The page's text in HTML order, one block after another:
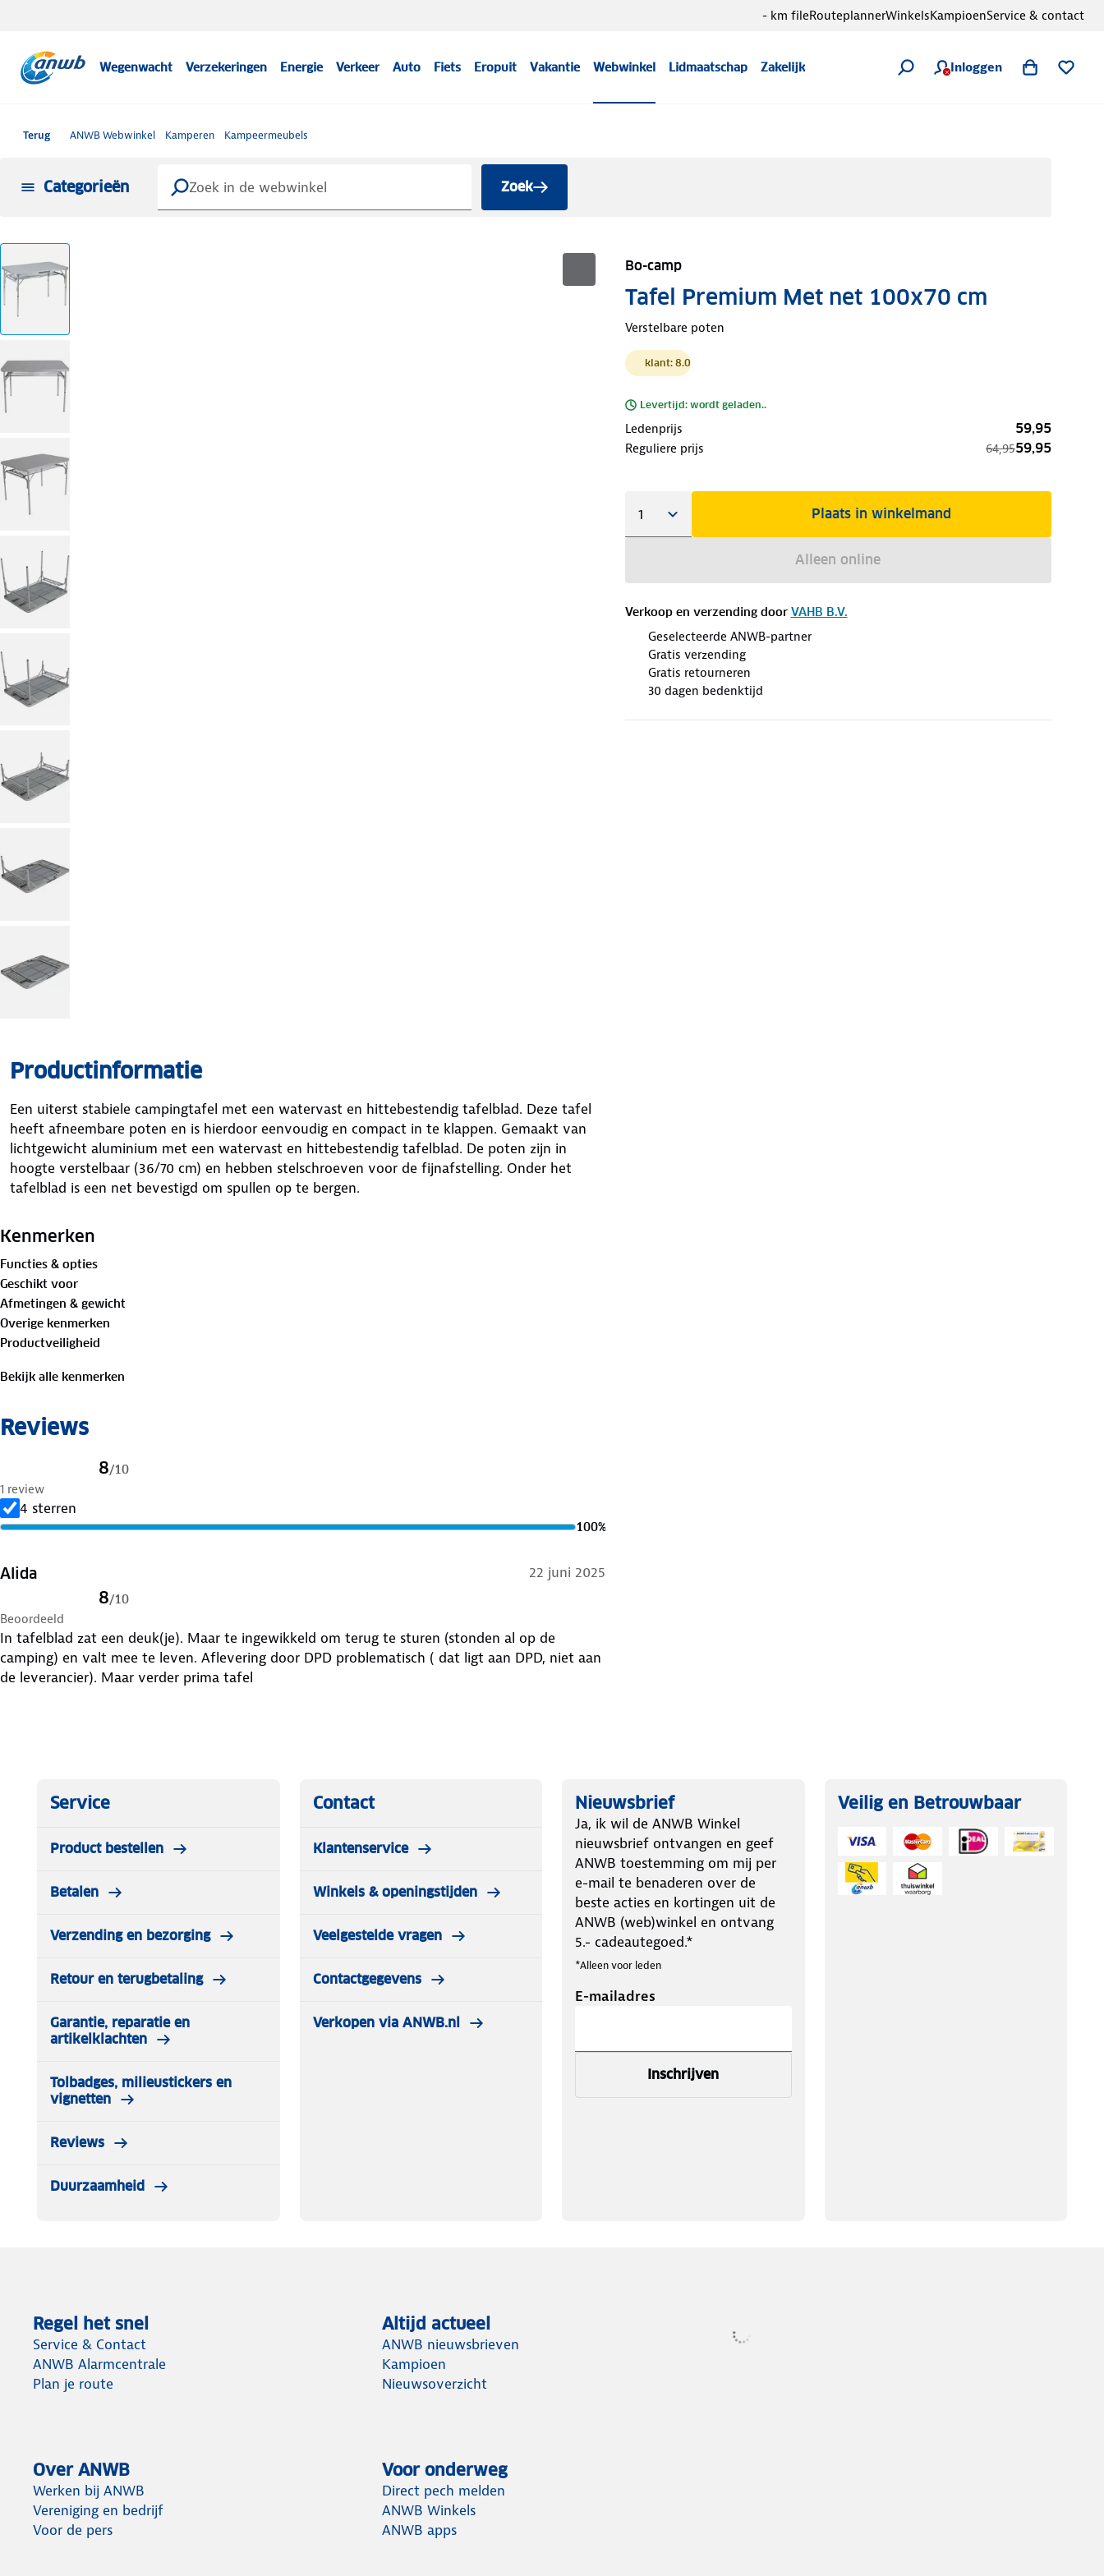
Wegenwacht Verzekeringen Energie Verkeer Auto Fiets Eropuit Vakantie Webwinkel Lidmaatschap Zakelijk Inloggen
- km fileRouteplannerWinkelsKampioenService & contact
Terug ANWB Webwinkel Kamperen Kampeermeubels
Categorieën Zoek
Bo-camp
Tafel Premium Met net 100x70 cm
Verstelbare poten
klant: 8.0
Levertijd: wordt geladen..
Ledenprijs 59,95
Reguliere prijs 64,9559,95
Plaats in winkelmand
Alleen online
Verkoop en verzending door VAHB B.V.
Geselecteerde ANWB-partner
Gratis verzending
Gratis retourneren
30 dagen bedenktijd
Productinformatie
Een uiterst stabiele campingtafel met een watervast en hittebestendig tafelblad. Deze tafel
heeft afneembare poten en is hierdoor eenvoudig en compact in te klappen. Gemaakt van
lichtgewicht aluminium met een watervast en hittebestendig tafelblad. De poten zijn in
hoogte verstelbaar (36/70 cm) en hebben stelschroeven voor de fijnafstelling. Onder het
tafelblad is een net bevestigd om spullen op te bergen.
Kenmerken
Functies & opties
Geschikt voor
Afmetingen & gewicht
Overige kenmerken
Productveiligheid
Bekijk alle kenmerken
Reviews
8/10
1 review
4 sterren
100%
Alida 22 juni 2025
8/10
Beoordeeld
In tafelblad zat een deuk(je). Maar te ingewikkeld om terug te sturen (stonden al op de
camping) en valt mee te leven. Aflevering door DPD problematisch ( dat ligt aan DPD, niet aan
de leverancier). Maar verder prima tafel
Service
Product bestellen
Betalen
Verzending en bezorging
Retour en terugbetaling
Garantie, reparatie en
artikelklachten
Tolbadges, milieustickers en
vignetten
Reviews
Duurzaamheid
Contact
Klantenservice
Winkels & openingstijden
Veelgestelde vragen
Contactgegevens
Verkopen via ANWB.nl
Nieuwsbrief
Ja, ik wil de ANWB Winkel
nieuwsbrief ontvangen en geef
ANWB toestemming om mij per
e-mail te benaderen over de
beste acties en kortingen uit de
ANWB (web)winkel en ontvang
5.- cadeautegoed.*
*Alleen voor leden
E-mailadres
Inschrijven
Veilig en Betrouwbaar
Regel het snel
Service & Contact
ANWB Alarmcentrale
Plan je route
Altijd actueel
ANWB nieuwsbrieven
Kampioen
Nieuwsoverzicht
Over ANWB
Werken bij ANWB
Vereniging en bedrijf
Voor de pers
Voor onderweg
Direct pech melden
ANWB Winkels
ANWB apps